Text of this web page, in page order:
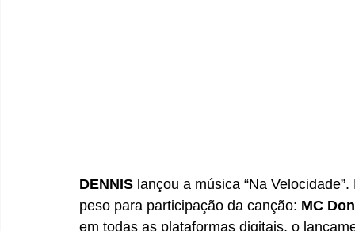
DENNIS lançou a música “Na
peso para participação da canção: MC
em todas as plataformas digitais, o